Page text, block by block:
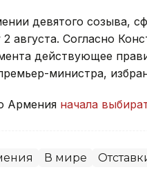
девятого созыва,
августа. Согласно
действующее
министра,
Армения начала
В мире